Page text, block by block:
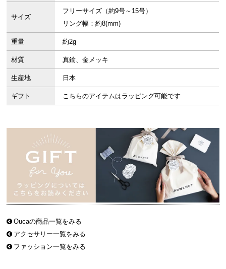
サイズ
フリーサイズ（約9号～15号）
リング幅：約8(mm)
重量 約2g
材質 真鍮、金メッキ
生産地 日本
ギフト こちらのアイテムはラッピング可能です
Oucaの商品一覧をみる
アクセサリー一覧をみる
ファッション一覧をみる